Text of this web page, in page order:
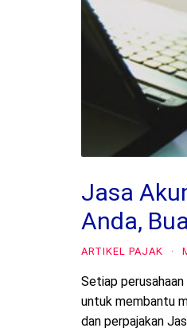
Jasa
Anda,
ARTIKEL PAJAK ·
Setiap
untuk membantu
dan perpajakan